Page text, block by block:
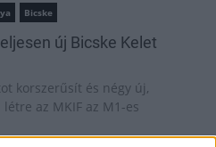
Bicske
új Bicske Kelet
korszerűsít és négy új,
az MKIF az M1-es